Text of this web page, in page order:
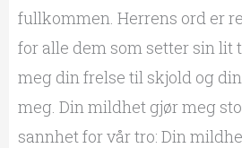
fullkommen. Herrens ord er
for alle dem som setter sin lit
meg din frelse til skjold og
meg. Din mildhet gjør meg
sannhet for vår tro: Din